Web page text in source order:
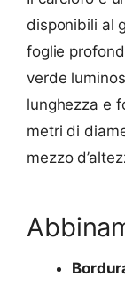
disponibili al
foglie
verde
lunghezza e
metri di
mezzo